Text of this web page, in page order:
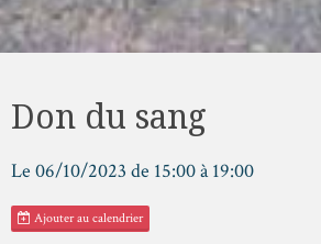
Don du sang
Le 06/10/2023 de 15:00à 19:00
Ajouter au calendrier